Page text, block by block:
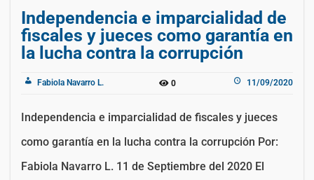
Independencia e imparcialidad de
fiscales y jueces como garantía en
la lucha contra la corrupción
Fabiola Navarro L. 0 11/09/2020
Independencia e imparcialidad de fiscales y jueces
como garantía en la lucha contra la corrupción Por:
Fabiola Navarro L. 11 de Septiembre del 2020 El